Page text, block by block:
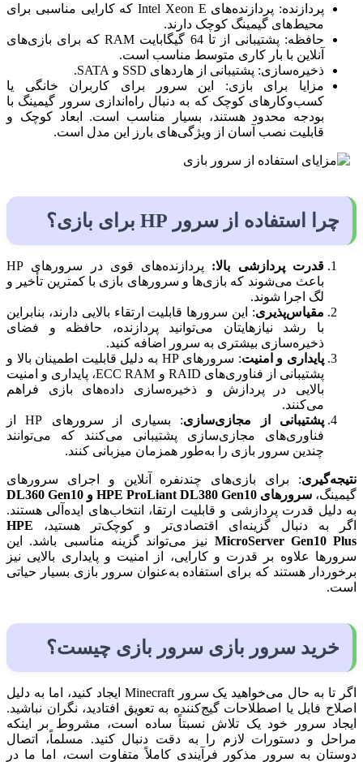
پردازنده: پردازنده‌های Intel Xeon E که کارایی مناسبی برای
محیط‌های گیمینگ کوچک دارند.
حافظه: پشتیبانی از تا 64 گیگابایت RAM که برای بازی‌های
آنلاین با بار کاری متوسط مناسب است.
ذخیره‌سازی: پشتیبانی از هاردهای SSD و SATA.
مزایا برای بازی: این سرور برای کاربران خانگی یا
کسب‌وکارهای کوچک که به دنبال راه‌اندازی سرور گیمینگ با
بودجه محدود هستند، بسیار مناسب است. ابعاد کوچک و
قابلیت نصب آسان از ویژگی‌های بارز این مدل است.
چرا استفاده از سرور HP برای بازی؟
قدرت پردازشی بالا:
پردازنده‌های قوی در سرورهای HP
باعث می‌شوند که بازی‌ها و سرورهای بازی با کمترین تأخیر و
لگ اجرا شوند.
مقیاس‌پذیری: این سرورها قابلیت ارتقاء بالایی دارند، بنابراین
با رشد نیازهایتان می‌توانید پردازنده، حافظه و فضای
ذخیره‌سازی بیشتری به سرور اضافه کنید.
پایداری و امنیت
: سرورهای HP به دلیل قابلیت اطمینان بالا و
پشتیبانی از فناوری‌های RAID و ECC RAM، پایداری و امنیت
بالایی در پردازش و ذخیره‌سازی داده‌های بازی فراهم
می‌کنند.
پشتیبانی از مجازی‌سازی
: بسیاری از سرورهای HP از
فناوری‌های مجازی‌سازی پشتیبانی می‌کنند که می‌توانند
چندین سرور بازی را به‌طور همزمان میزبانی کنند.
نتیجه‌گیری: برای بازی‌های چندنفره آنلاین و اجرای سرورهای
گیمینگ، سرورهای HPE ProLiant DL380 Gen10 و DL360 Gen10
به دلیل قدرت پردازشی و قابلیت ارتقا، انتخاب‌های ایده‌آلی هستند.
اگر به دنبال گزینه‌ای اقتصادی‌تر و کوچک‌تر هستید، HPE
MicroServer Gen10 Plus نیز می‌تواند گزینه مناسبی باشد. این
سرورها علاوه بر قدرت و کارایی، از امنیت و پایداری بالایی نیز
برخوردار هستند که برای استفاده به‌عنوان سرور بازی بسیار حیاتی
است.
خرید سرور بازی سرور بازی چیست؟
اگر تا به حال می‌خواهید یک سرور Minecraft ایجاد کنید، اما به دلیل
اصلاح فایل یا اصطلاحات گیج‌کننده به تعویق افتادید، نگران نباشید.
ایجاد سرور خود یک تلاش نسبتاً ساده است، مشروط بر اینکه
مراحل و دستورات لازم را به دقت دنبال کنید. مسلماً، اتصال
دوستان به سرور مذکور فرآیندی کاملاً متفاوت است، اما ما در